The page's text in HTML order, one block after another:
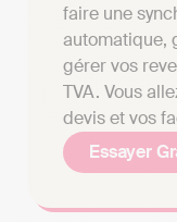
faire une
automatique,
gérer vos
TVA. Vous
devis et vos
Essayer